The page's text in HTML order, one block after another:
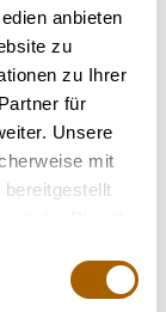
anbieten
zu
zu Ihrer
für
Unsere
mit
Limonen
verfügbar